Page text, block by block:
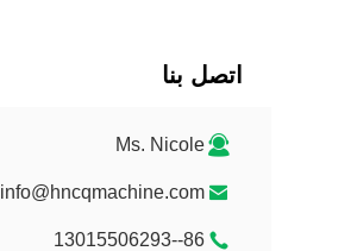
اتصل بنا
Ms. Nicole
info@hncqmachine.com
86--13015506293